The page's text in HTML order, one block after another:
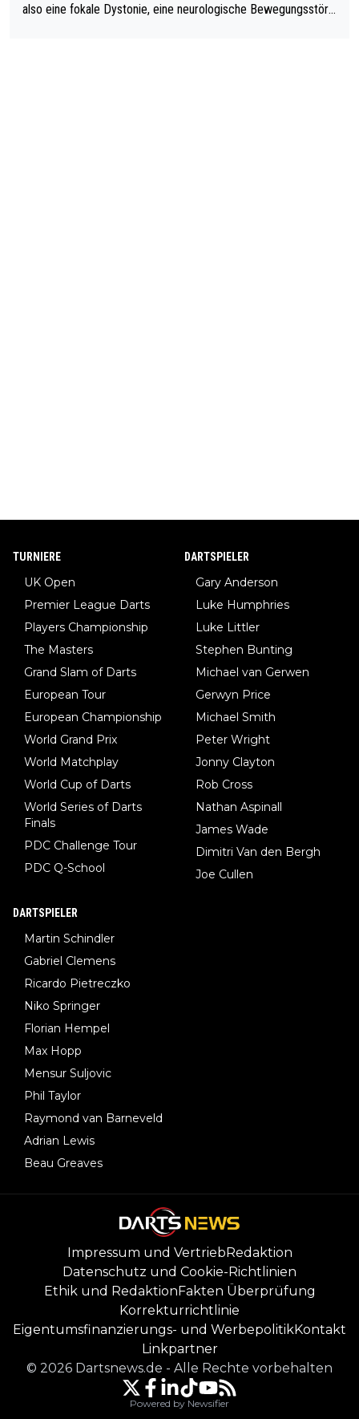
also eine fokale Dystonie, eine neurologische Bewegungsstöru
TURNIERE
UK Open
Premier League Darts
Players Championship
The Masters
Grand Slam of Darts
European Tour
European Championship
World Grand Prix
World Matchplay
World Cup of Darts
World Series of Darts
Finals
PDC Challenge Tour
PDC Q-School
DARTSPIELER
Gary Anderson
Luke Humphries
Luke Littler
Stephen Bunting
Michael van Gerwen
Gerwyn Price
Michael Smith
Peter Wright
Jonny Clayton
Rob Cross
Nathan Aspinall
James Wade
Dimitri Van den Bergh
Joe Cullen
DARTSPIELER
Martin Schindler
Gabriel Clemens
Ricardo Pietreczko
Niko Springer
Florian Hempel
Max Hopp
Mensur Suljovic
Phil Taylor
Raymond van Barneveld
Adrian Lewis
Beau Greaves
Impressum und VertriebRedaktion
Datenschutz und Cookie-Richtlinien
Ethik und RedaktionFakten Überprüfung
Korrekturrichtlinie
Eigentumsfinanzierungs- und WerbepolitikKontakt
Linkpartner
© 2026 Dartsnews.de - Alle Rechte vorbehalten
Powered by Newsifier